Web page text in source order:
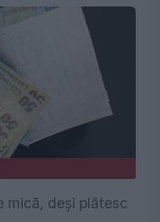
mică, deși plătesc